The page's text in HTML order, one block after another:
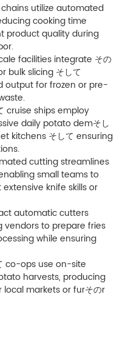
utilize automated
cooking time
product quality during
facilities integrate その
bulk slicing そして
output for frozen or pre-
cruise ships employ
daily potato demそし
kitchens そして ensuring
cutting streamlines
small teams to
knife skills or
automatic cutters
vendors to prepare fries
while ensuring
co-ops use on-site
harvests, producing
markets or furそのr